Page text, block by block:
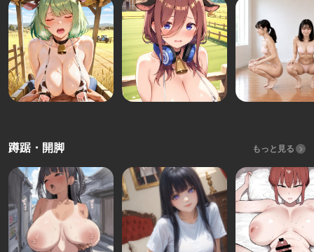
蹲踞・開脚 もっと見る